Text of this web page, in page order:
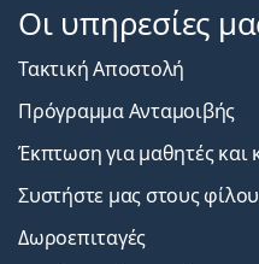
Οι υπηρεσίες
Τακτική Αποστολή
Πρόγραμμα Ανταμοιβής
Έκπτωση για μαθητές και
Συστήστε μας στους
Δωροεπιταγές